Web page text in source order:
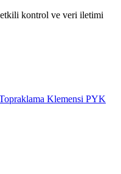
kontrol ve veri iletimi
Klemensi PYK